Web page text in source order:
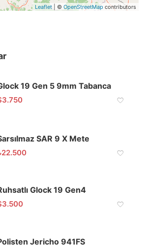
Leaflet | © OpenStreetMap contributors
19 Gen 5 9mm Tabanca
3.750
SAR 9 X Mete
22.500
Glock 19 Gen4
3.500
Jericho 941FS